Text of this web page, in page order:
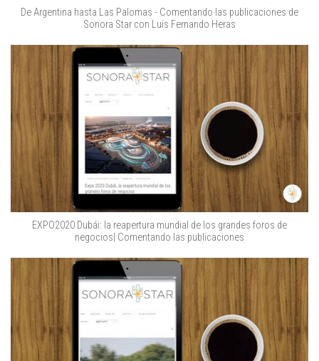
De Argentina hasta Las Palomas - Comentando las publicaciones de
Sonora Star con Luis Fernando Heras
EXPO2020 Dubái: la reapertura mundial de los grandes foros de
negocios| Comentando las publicaciones